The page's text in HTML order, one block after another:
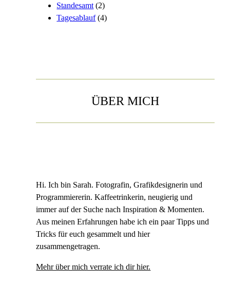
Standesamt (2)
Tagesablauf(4)
ÜBER MICH
Hi. Ich bin Sarah. Fotografin, Grafikdesignerin und
Programmiererin. Kaffeetrinkerin, neugierig und
immer auf der Suche nach Inspiration & Momenten.
Aus meinen Erfahrungen habe ich ein paar Tipps und
Tricks für euch gesammelt und hier
zusammengetragen.
Mehr über mich verrate ich dir hier.